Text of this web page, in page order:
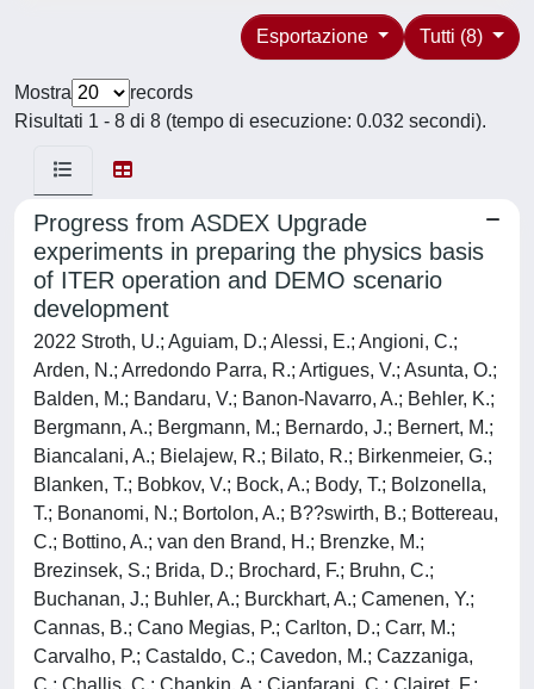
Tutti (8)
Esportazione
Mostra
records
Risultati 1 - 8 di 8 (tempo di esecuzione: 0.032 secondi).
Progress from ASDEX Upgrade
experiments in preparing the physics basis
of ITER operation and DEMO scenario
development
2022 Stroth, U.; Aguiam, D.; Alessi, E.; Angioni, C.;
Arden, N.; Arredondo Parra, R.; Artigues, V.; Asunta, O.;
Balden, M.; Bandaru, V.; Banon-Navarro, A.; Behler, K.;
Bergmann, A.; Bergmann, M.; Bernardo, J.; Bernert, M.;
Biancalani, A.; Bielajew, R.; Bilato, R.; Birkenmeier, G.;
Blanken, T.; Bobkov, V.; Bock, A.; Body, T.; Bolzonella,
T.; Bonanomi, N.; Bortolon, A.; B??swirth, B.; Bottereau,
C.; Bottino, A.; van den Brand, H.; Brenzke, M.;
Brezinsek, S.; Brida, D.; Brochard, F.; Bruhn, C.;
Buchanan, J.; Buhler, A.; Burckhart, A.; Camenen, Y.;
Cannas, B.; Cano Megias, P.; Carlton, D.; Carr, M.;
Carvalho, P.; Castaldo, C.; Cavedon, M.; Cazzaniga,
C.; Challis, C.; Chankin, A.; Cianfarani, C.; Clairet, F.;